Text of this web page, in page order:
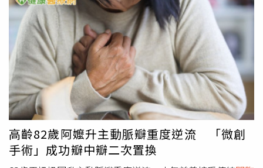
痛或血壓下降的情況，能夠順利完成每次的洗腎過程，讓患
者感到神清氣爽。患者也有機會回歸日常生活，從事喜愛的
活動，例如運動和旅行都不是問題。置換瓣膜無需開胸！
「TAVI手術」傷口小 恢復速度快諶大中主任說明，目前治
療主動脈瓣膜狹窄有兩種手術方式：傳統開胸手術和TAVI微
創手術。傳統手術需要開胸、停止心跳，將鈣化的瓣膜切除
後置換新瓣膜，但對高齡或有多重疾病的洗腎患者來說風險
較高。相較之下，TAVI微創手術只需從鼠蹊部開一小傷口，
從股動脈置入導管將新瓣膜送至主動脈瓣膜位置，手術過程
相對簡單。在恢復期方面，諶主任指出，傳統 開胸手術病人
約一週後可出院，但胸骨完全癒合需要2-3個月。而TAVI微
壽洋曾致電神農諭哉致歉，當被質問為何車子會失控越線，
他只說：「我不知道。」神農諭哉回憶碰撞時的情景，車禍
發生後，剛好有一位在附近從事護理工作的女性，幫忙對兒
子進行心肺復甦，「我不斷叫著兒子的名字，大喊『回來
吧！回來吧！』，我自己鼻血流個不停，兒子身上也滿是
血。」神農諭哉和兒子搭上直升機前往醫院急救，醫生告知
兒子必須進行
開胸手術，最後醫生告知家屬無法救回兒子，
「當時，兒子的胸膛是敞開的，我可以看到他那顆小小的心
臟。」他心痛自責無法保護自己的兒子，「我很難過，剛滿
一歲的寶貝兒子，就被一個自私駕駛的人奪去了生命。」神
農諭哉近日貼出車禍畫面，在貼文中悲痛表示，這起車禍是
高齡82歲阿嬤升主動脈瓣重度逆流 「微創
手術」成功瓣中瓣二次置換